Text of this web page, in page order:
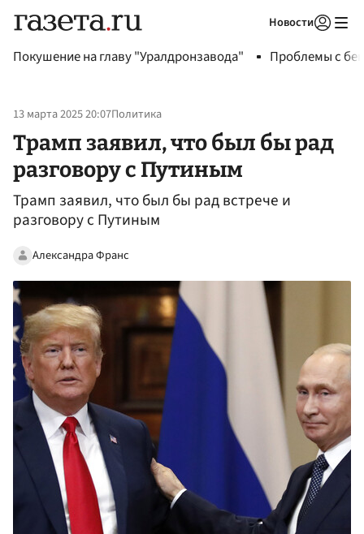
Новости
Покушение на главу "Уралдронзавода" Проблемы с
13 марта 2025 20:07Политика
Трамп заявил, что был бы рад
разговору с Путиным
Трамп заявил, что был бы рад встрече и
разговору с Путиным
Александра Франс